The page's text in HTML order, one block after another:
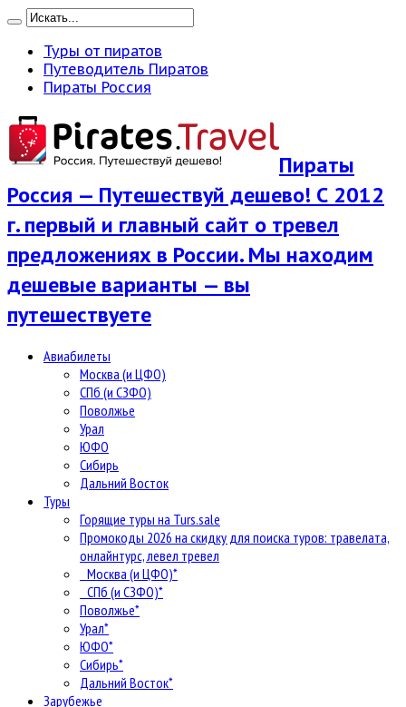
Туры от пиратов
Путеводитель Пиратов
Пираты Россия
Пираты
Россия — Путешествуй дешево! С 2012
г. первый и главный сайт о тревел
предложениях в России. Мы находим
дешевые варианты — вы
путешествуете
Авиабилеты
Москва (и ЦФО)
СПб (и СЗФО)
Поволжье
Урал
ЮФО
Сибирь
Дальний Восток
Туры
Горящие туры на Turs.sale
Промокоды 2026 на скидку для поиска туров: травелата,
онлайнтурс, левел тревел
Москва (и ЦФО)*
СПб (и СЗФО)*
Поволжье*
Урал*
ЮФО*
Сибирь*
Дальний Восток*
Зарубежье